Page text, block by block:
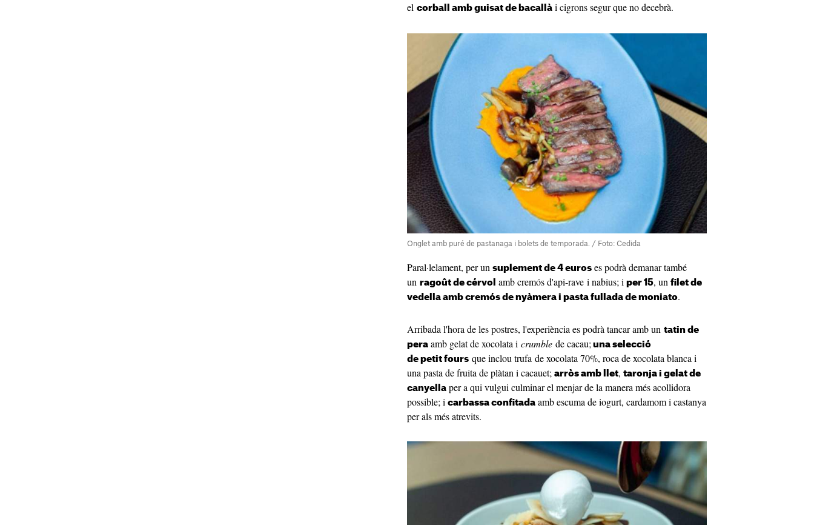
el corball amb guisat de bacallà i cigrons segur que no decebrà.
Onglet amb puré de pastanaga i bolets de temporada. / Foto: Cedida
Paral·lelament, per un suplement de 4 euros es podrà demanar també
un ragoût de cérvol amb cremós d'api-rave i nabius; i per 15, un filet de
vedella amb cremós de nyàmera i pasta fullada de moniato.
Arribada l'hora de les postres, l'experiència es podrà tancar amb un tatin de
pera amb gelat de xocolata i crumble de cacau; una selecció
de petit fours que inclou trufa de xocolata 70%, roca de xocolata blanca i
una pasta de fruita de plàtan i cacauet; arròs amb llet, taronja i gelat de
canyella per a qui vulgui culminar el menjar de la manera més acollidora
possible; i carbassa confitada amb escuma de iogurt, cardamom i castanya
per als més atrevits.